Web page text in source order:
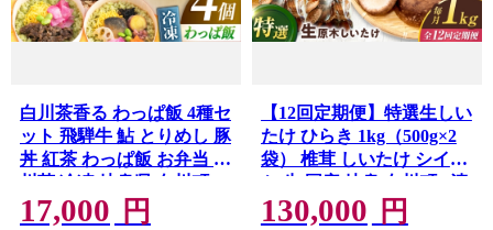
白川茶香る わっぱ飯 4種セ
ット 飛騨牛 鮎 とりめし 豚
丼 紅茶 わっぱ飯 お弁当 白
川茶 冷凍 岐阜県 白川町 /
一力屋 [AWAE007]
17,000 円
【12回定期便】特選生しい
たけ ひらき 1kg（500g×2
袋） 椎茸 しいたけ シイタ
ケ 生 国産 岐阜 白川町 / 清
水しいたけ園 [AWAY010]
130,000 円